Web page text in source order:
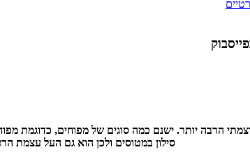
הרבה יותר. ישנם כמה סוגים של מפוחים, כדוגמת מפוח
סילון במטוסים ולכן הוא גם העל עצמת